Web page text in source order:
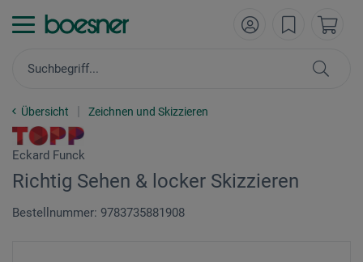
Übersicht Zeichnen und Skizzieren
Eckard Funck
Richtig Sehen & locker Skizzieren
Bestellnummer: 9783735881908